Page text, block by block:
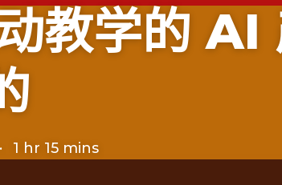
教学的 AI
· 1 hr 15 mins